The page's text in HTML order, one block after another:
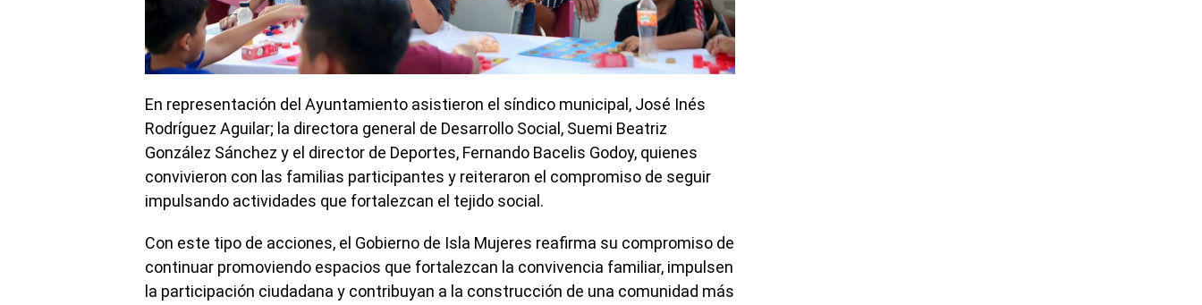
En representación del Ayuntamiento asistieron el síndico municipal, José Inés
Rodríguez Aguilar; la directora general de Desarrollo Social, Suemi Beatriz
González Sánchez y el director de Deportes, Fernando Bacelis Godoy, quienes
convivieron con las familias participantes y reiteraron el compromiso de seguir
impulsando actividades que fortalezcan el tejido social.
Con este tipo de acciones, el Gobierno de Isla Mujeres reafirma su compromiso de
continuar promoviendo espacios que fortalezcan la convivencia familiar, impulsen
la participación ciudadana y contribuyan a la construcción de una comunidad más